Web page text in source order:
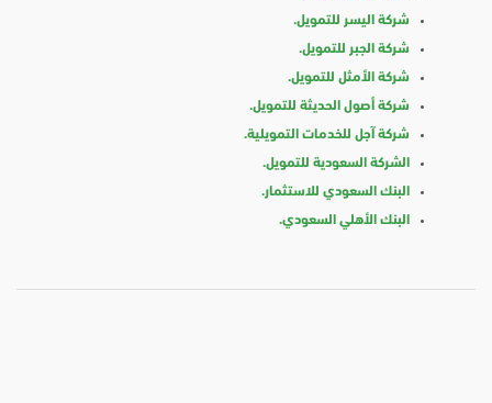
شركة اليسر للتمويل.
شركة الجبر للتمويل.
شركة الأمثل للتمويل.
شركة أصول الحديثة للتمويل.
شركة آجل للخدمات التمويلية.
الشركة السعودية للتمويل.
البنك السعودي للاستثمار.
البنك الأهلي السعودي.